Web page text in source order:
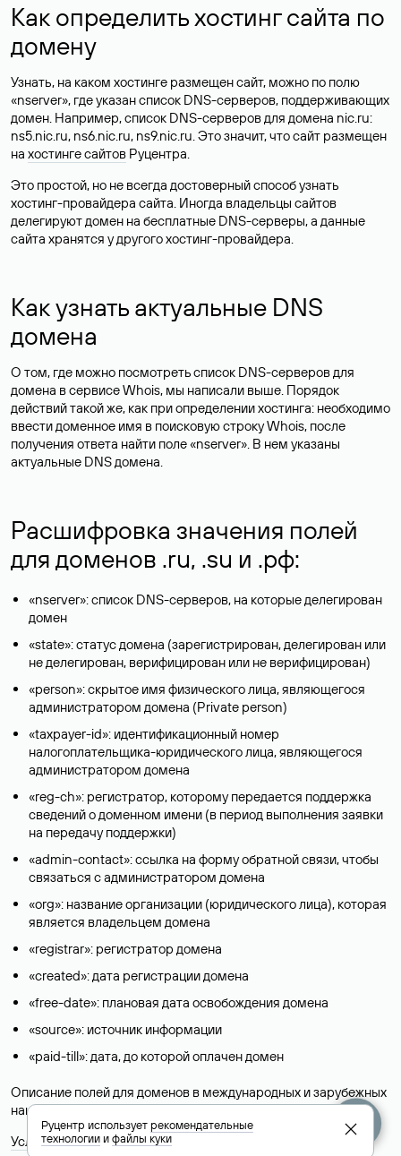
Как определить хостинг сайта по
домену
Узнать, на каком хостинге размещен сайт, можно по полю
«nserver», где указан список DNS-серверов, поддерживающих
домен. Например, список DNS-серверов для домена nic.ru:
ns5.nic.ru, ns6.nic.ru, ns9.nic.ru. Это значит, что сайт размещен
на хостинге сайтов Руцентра.
Это простой, но не всегда достоверный способ узнать
хостинг-провайдера сайта. Иногда владельцы сайтов
делегируют домен на бесплатные DNS-серверы, а данные
сайта хранятся у другого хостинг-провайдера.
Как узнать актуальные DNS
домена
О том, где можно посмотреть список DNS-серверов для
домена в сервисе Whois, мы написали выше. Порядок
действий такой же, как при определении хостинга: необходимо
ввести доменное имя в поисковую строку Whois, после
получения ответа найти поле «nserver». В нем указаны
актуальные DNS домена.
Расшифровка значения полей
для доменов .ru, .su и .рф:
«nserver»: список DNS-серверов, на которые делегирован
домен
«state»: статус домена (зарегистрирован, делегирован или
не делегирован, верифицирован или не верифицирован)
«person»: скрытое имя физического лица, являющегося
администратором домена (Privatе person)
«taxpayer-id»: идентификационный номер
налогоплательщика-юридического лица, являющегося
администратором домена
«reg-ch»: регистратор, которому передается поддержка
сведений о доменном имени (в период выполнения заявки
на передачу поддержки)
«admin-contact»: ссылка на форму обратной связи, чтобы
связаться с администратором домена
«org»: название организации (юридического лица), которая
является владельцем домена
«registrar»: регистратор домена
«created»: дата регистрации домена
«free-date»: плановая дата освобождения домена
«source»: источник информации
«paid-till»: дата, до которой оплачен домен
Описание полей для доменов в международных и зарубежных
национальных доменах представлены в разделе «Помощь».
Условия использования Whois-сервиса
Руцентр используетрекомендательные
технологииифайлы куки